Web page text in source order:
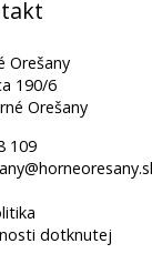
Orešany
190/6
Orešany
109
dotknutej